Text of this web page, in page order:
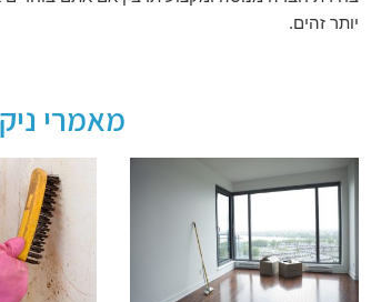
יותר זהים.
מאמרי